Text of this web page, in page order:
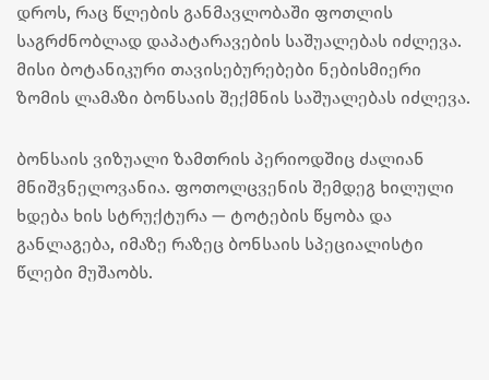
დროს, რაც წლების განმავლობაში ფოთლის
საგრძნობლად დაპატარავების საშუალებას იძლევა.
მისი ბოტანიკური თავისებურებები ნებისმიერი
ზომის ლამაზი ბონსაის შექმნის საშუალებას იძლევა.
ბონსაის ვიზუალი ზამთრის პერიოდშიც ძალიან
მნიშვნელოვანია. ფოთოლცვენის შემდეგ ხილული
ხდება ხის სტრუქტურა — ტოტების წყობა და
განლაგება, იმაზე რაზეც ბონსაის სპეციალისტი
წლები მუშაობს.